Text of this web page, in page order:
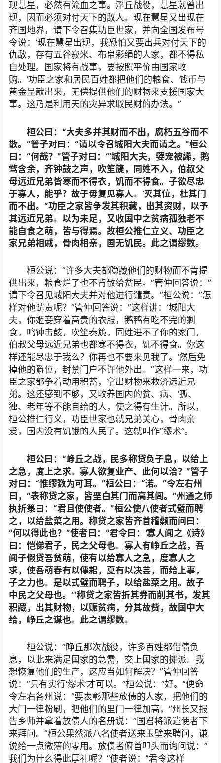
现慧星，必然有流血之事。浮丘战役，慧星就曾出
现，因而必须对付天下的敌人。现在慧星又出现在
齐国地界，请下令召集功臣世家，并向全国发布号
令说：‘现在慧星出现，我恐怕又要出兵对付天下的
仇敌，存有五谷寂米、布帛彩绢的人家，都不得私
自处理。国家将有战事，要按照平价由国家收
购。’功臣之家和居民百姓都把他们的粮食、钱币与
黄金呈献出来，无偿提供他们的财物来支援国家大
事。这乃是利用天的灾异求取民财的办法。”
桓公曰：“大夫多并其财而不出，腐朽五谷而不
散。”管子对曰：“请以令召城阳大夫而请之。”桓公
曰：“何哉？”管子对曰：“‘城阳大夫，嬖宠被絺，鹅
骛含余，齐钟鼓之声，吹笙篪，同姓不入，伯叔父
母远近兄弟皆寒而不得衣，饥而不得食。子欲尽忠
于寡人，能乎？故子毋复见寡人。’灭其位，杜其门
而不出。”功臣之家皆争发其积藏，出其资财，以予
其远近兄弟。以为未足，又收国中之贫病孤独老不
能自食之萌，皆与得焉。故桓公推仁立义、功臣之
家兄弟相戚，骨肉相亲，国无饥民。此之谓缪数。
桓公说：”许多大夫都隐藏他们的财物而不肯提
供出来，粮食烂了也不肯散给贫民。”管仲回答说：”
请下令召见城阳大夫并对他进行谴责。”桓公说：”怎
样对他谴责呢？”管仲回答说：”这样讲：‘城阳大
夫，你姬妾穿着高贵的衣服，鹅鸭有吃不完的剩
食，鸣钟击鼓，吹笙奏篪，同姓进不了你的家门，
伯叔父母远近兄弟也都寒不得衣，饥不得食。你这
样还能尽忠于我么？你再也不要来见我了。’然后免
掉他的爵位，封禁门户不许他外出。”这样一来，功
臣之家都争着动用积蓄，拿出财物来救济远近兄
弟。这还感到不够，又收养国内的贫、病、’孤、
独、老年等不能自给的人，使之得有生计。所以，
桓公推仁行义，功臣世家也就兄弟关心，骨肉亲
爱，国内没有饥饿的人民了。这就叫作”缪术”。
桓公曰：“峥丘之战，民多称贷负子息，以给上
之急，度上之求。寡人欲复业产、此何以洽？”管子
对曰：“惟缪数为可耳。”桓公曰：“诺。”令左右州
曰，“表称贷之家，皆垩白其门而高其闾。”州通之师
执折箓曰：“君且使使者。”桓公使八使者式璧而聘
之，以给盐菜之用。称贷之家皆齐首稽颡而问曰：
“何以得此也？”使者曰：“君令曰：‘寡人闻之《诗》
曰：恺悌君子，民之父母也。寡人有峥丘之战，吾
闻子假贷吾贫萌，使有以给寡人之急，度寡人之
求，使吾萌春有以倳耜，夏有以决芸，而给上事，
子之力也。是以式璧而聘子，以给盐菜之用。故子
中民之父母也。’”称贷之家皆折其券而削其书，发其
积藏，出其财物，以赈贫病，分其故赀，故国中大
给，峥丘之谋也。此之谓缪数。
桓公说：”睁丘那次战役，许多百姓都借债负
息，以此来满足国家的急需，交上国家的摊派。我
想恢复他们的生产，这应当如何解决？”管仲回答
说：”只有实行‘缪术’才可以。”桓公说：”好。”便命
令左右各州说：”要表彰那些放债的人家，把他们的
大门一律粉刷，把他们的里门一律加高，”州长又报
告乡师并拿着放债人的名册说：”国君将派遣使者下
来拜问。”桓公果然派八名使者送来玉壁来聘问，谦
说给一点微薄的零用。放债者俯首叩头而询问说：”
我们为什么得此厚礼呢？”使者说：”君令这样